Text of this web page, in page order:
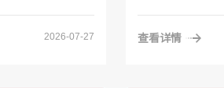
2026-07-27 查看详情